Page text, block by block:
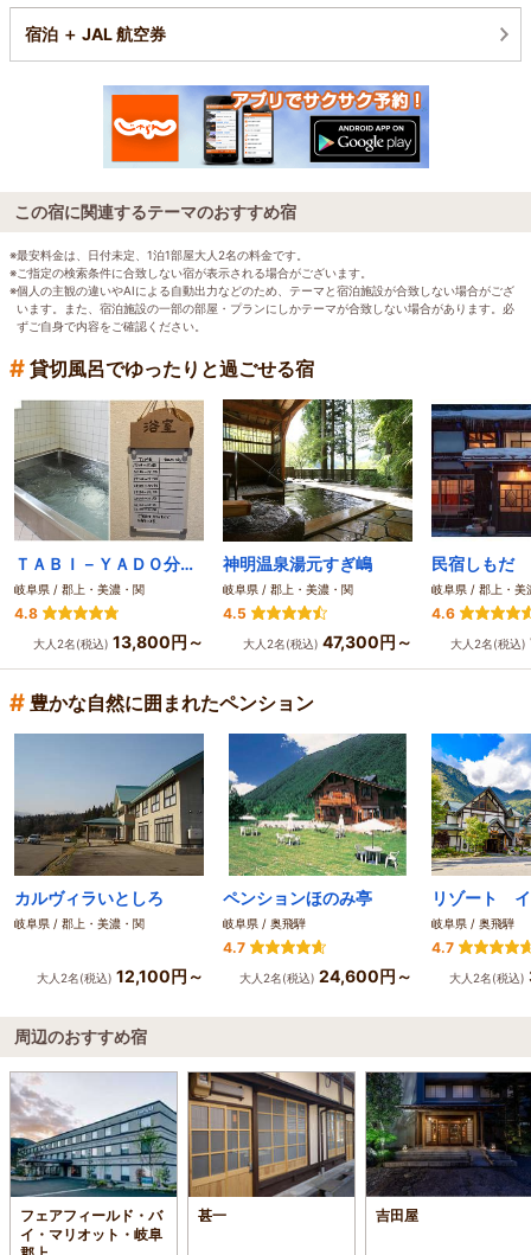
宿泊 ＋ JAL 航空券
この宿に関連するテーマのおすすめ宿
※最安料金は、日付未定、1泊1部屋大人2名の料金です。
※ご指定の検索条件に合致しない宿が表示される場合がございます。
※個人の主観の違いやAIによる自動出力などのため、テーマと宿泊施設が合致しない場合がござ
います。また、宿泊施設の一部の部屋・プランにしかテーマが合致しない場合があります。必
ずご自身で内容をご確認ください。
# 貸切風呂でゆったりと過ごせる宿
ＴＡＢＩ－ＹＡＤＯ分水嶺
岐阜県 / 郡上・美濃・関
4.8
大人2名(税込) 13,800円～
神明温泉湯元すぎ嶋
岐阜県 / 郡上・美濃・関
4.5
大人2名(税込) 47,300円～
民宿しもだ
岐阜県 / 郡上・美
4.6
大人2名(税込)
# 豊かな自然に囲まれたペンション
カルヴィラいとしろ
岐阜県 / 郡上・美濃・関
大人2名(税込) 12,100円～
ペンションほのみ亭
岐阜県 / 奥飛騨
4.7
大人2名(税込) 24,600円～
岐阜県 / 奥飛騨
4.7
大人2名(税込)
周辺のおすすめ宿
フェアフィールド・バ
イ・マリオット・岐阜
甚一 吉田屋